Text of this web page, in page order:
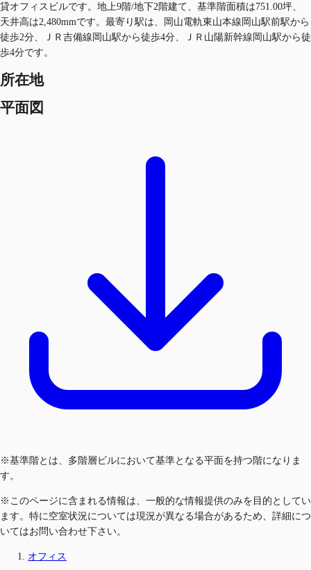
貸オフィスビルです。地上9階/地下2階建て、基準階面積は751.00坪、
天井高は2,480mmです。最寄り駅は、岡山電軌東山本線岡山駅前駅から
徒歩2分、ＪＲ吉備線岡山駅から徒歩4分、ＪＲ山陽新幹線岡山駅から徒
歩4分です。
所在地
平面図
※基準階とは、多階層ビルにおいて基準となる平面を持つ階になりま
す。
※このページに含まれる情報は、一般的な情報提供のみを目的としてい
ます。特に空室状況については現況が異なる場合があるため、詳細につ
いてはお問い合わせ下さい。
オフィス